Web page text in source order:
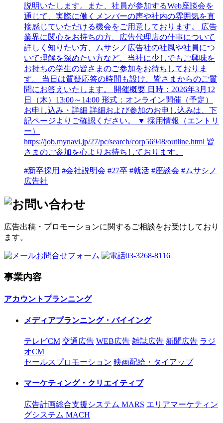
説明いたします。また、社員が参加するWeb座談会を
通じて、実際に働くメンバーの声や社内の雰囲気を直
接感じていただける機会をご用意しております。 広告
業界に関心をお持ちの方、広告代理店の仕事について
詳しく知りたい方、ムサシノ広告社の社風や社員につ
いて理解を深めたい方など、当社に少しでもご興味を
お持ちの学生の皆さまのご参加をお待ちしておりま
す。 当日は質疑応答の時間も設け、皆さまからのご質
問にお答えいたします。 開催概要 日時：2026年3月12
日（木）13:00～14:00 形式：オンライン開催（予定）
お申し込み・詳細 詳細および参加のお申し込みは、下
記ページよりご確認ください。 ▼ 採用情報（エントリ
ー）
https://job.mynavi.jp/27/pc/search/corp56948/outline.html 皆
さまのご参加を心よりお待ちしております。
#新卒採用 #会社説明会 #27卒 #就活 #座談会 #ムサシノ
広告社
広告出稿・プロモーションに関するご相談をお受けしており
ます。
お問合せフォーム 03-3268-8116
事業内容
アカウントプランニング
メディアプランニング・バイイング
テレビCM 交通広告 WEB広告 雑誌広告 新聞広告 ラジ
オCM
セールスプロモーション 映画配給・タイアップ
マーケティング・クリエイティブ
広告計画総合支援システム MARS エリアマーケティン
グシステム MACH